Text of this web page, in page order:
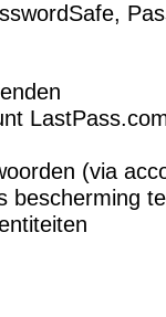
(via
bescherming